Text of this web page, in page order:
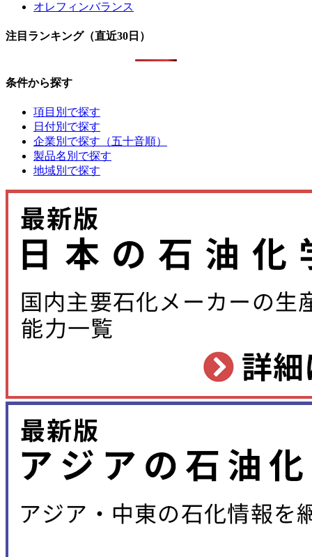
オレフィンバランス
注目ランキング（直近30日）
条件から探す
項目別で探す
日付別で探す
企業別で探す（五十音順）
製品名別で探す
地域別で探す